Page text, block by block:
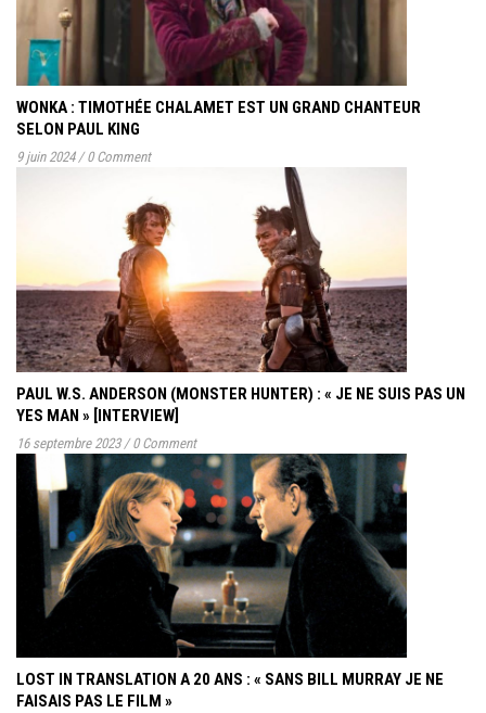
WONKA : TIMOTHÉE CHALAMET EST UN GRAND CHANTEUR
SELON PAUL KING
9 juin 2024 / 0 Comment
PAUL W.S. ANDERSON (MONSTER HUNTER) : « JE NE SUIS PAS UN
YES MAN » [INTERVIEW]
16 septembre 2023 / 0 Comment
LOST IN TRANSLATION A 20 ANS : « SANS BILL MURRAY JE NE
FAISAIS PAS LE FILM »